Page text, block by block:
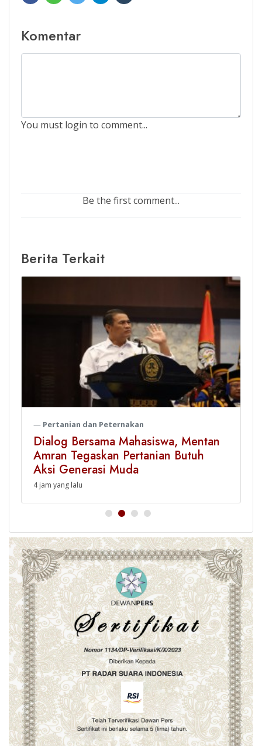
Komentar
You must login to comment...
Be the first comment...
Berita Terkait
Pertanian dan Peternakan
Dialog Bersama Mahasiswa, Mentan
Amran Tegaskan Pertanian Butuh
Aksi Generasi Muda
4 jam yang lalu